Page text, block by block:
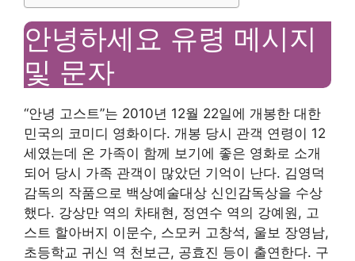
안녕하세요 유령 메시지
및 문자
“안녕 고스트”는 2010년 12월 22일에 개봉한 대한
민국의 코미디 영화이다. 개봉 당시 관객 연령이 12
세였는데 온 가족이 함께 보기에 좋은 영화로 소개
되어 당시 가족 관객이 많았던 기억이 난다. 김영덕
감독의 작품으로 백상예술대상 신인감독상을 수상
했다. 강상만 역의 차태현, 정연수 역의 강예원, 고
스트 할아버지 이문수, 스모커 고창석, 울보 장영남,
초등학교 귀신 역 천보근, 공효진 등이 출연한다. 구